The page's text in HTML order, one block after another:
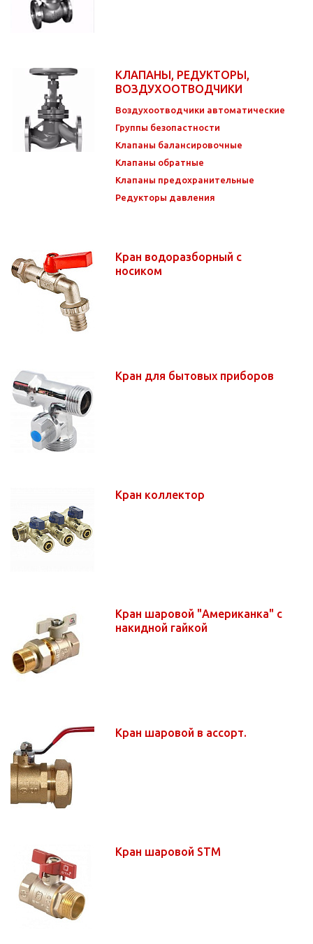
КЛАПАНЫ, РЕДУКТОРЫ,
ВОЗДУХООТВОДЧИКИ
Воздухоотводчики автоматические
Группы безопастности
Клапаны балансировочные
Клапаны обратные
Клапаны предохранительные
Редукторы давления
Кран водоразборный с
носиком
Кран для бытовых приборов
Кран коллектор
Кран шаровой "Американка" с
накидной гайкой
Кран шаровой в ассорт.
Кран шаровой STM